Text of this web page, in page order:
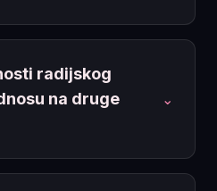
radijskog
na druge
⌄